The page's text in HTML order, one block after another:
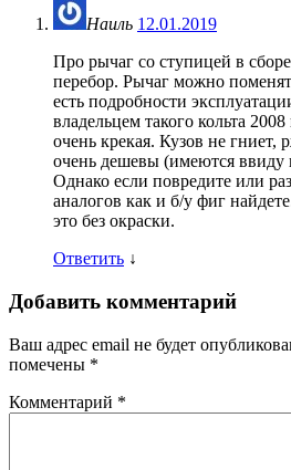
Наиль 12.01.2019
Про рычаг со ступицей в
перебор. Рычаг можно
есть подробности
владельцем такого кольта
очень крекая. Кузов не гниет,
очень дешевы (имеются ввиду
Однако если повредите или
аналогов как и б/у фиг
это без окраски.
Ответить ↓
Добавить комментарий
Ваш адрес email не будет
помечены *
Комментарий *